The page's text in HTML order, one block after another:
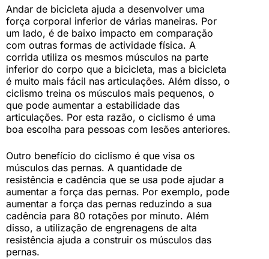
Andar de bicicleta ajuda a desenvolver uma
força corporal inferior de várias maneiras. Por
um lado, é de baixo impacto em comparação
com outras formas de actividade física. A
corrida utiliza os mesmos músculos na parte
inferior do corpo que a bicicleta, mas a bicicleta
é muito mais fácil nas articulações. Além disso, o
ciclismo treina os músculos mais pequenos, o
que pode aumentar a estabilidade das
articulações. Por esta razão, o ciclismo é uma
boa escolha para pessoas com lesões anteriores.
Outro benefício do ciclismo é que visa os
músculos das pernas. A quantidade de
resistência e cadência que se usa pode ajudar a
aumentar a força das pernas. Por exemplo, pode
aumentar a força das pernas reduzindo a sua
cadência para 80 rotações por minuto. Além
disso, a utilização de engrenagens de alta
resistência ajuda a construir os músculos das
pernas.